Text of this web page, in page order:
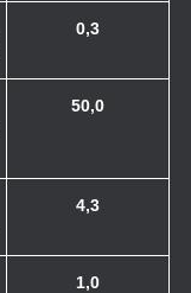
0,3
50,0
4,3
1,0